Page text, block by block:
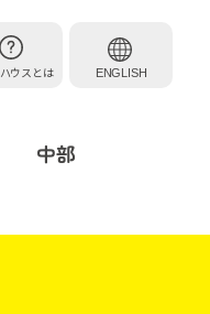
ウスとは
ENGLISH
中部